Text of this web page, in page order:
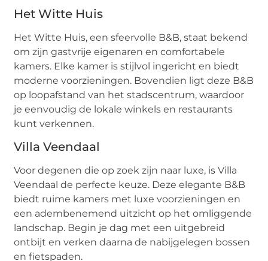
Het Witte Huis
Het Witte Huis, een sfeervolle B&B, staat bekend
om zijn gastvrije eigenaren en comfortabele
kamers. Elke kamer is stijlvol ingericht en biedt
moderne voorzieningen. Bovendien ligt deze B&B
op loopafstand van het stadscentrum, waardoor
je eenvoudig de lokale winkels en restaurants
kunt verkennen.
Villa Veendaal
Voor degenen die op zoek zijn naar luxe, is Villa
Veendaal de perfecte keuze. Deze elegante B&B
biedt ruime kamers met luxe voorzieningen en
een adembenemend uitzicht op het omliggende
landschap. Begin je dag met een uitgebreid
ontbijt en verken daarna de nabijgelegen bossen
en fietspaden.